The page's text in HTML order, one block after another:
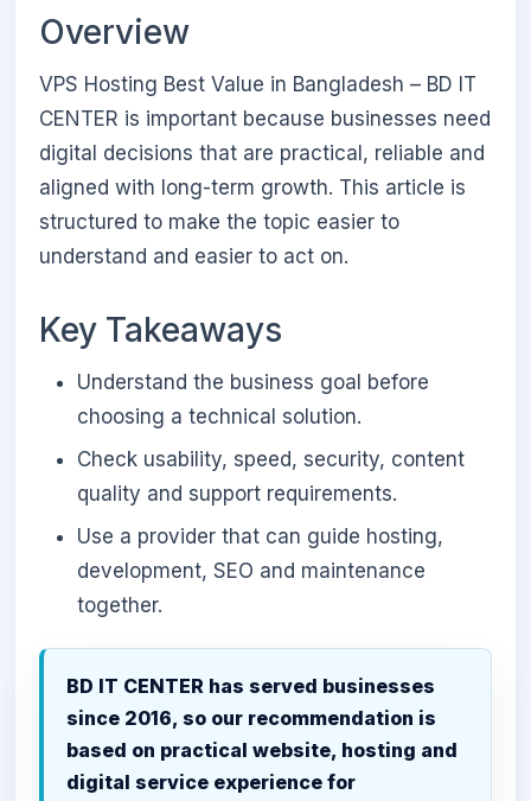
Overview
VPS Hosting Best Value in Bangladesh – BD IT
CENTER is important because businesses need
digital decisions that are practical, reliable and
aligned with long-term growth. This article is
structured to make the topic easier to
understand and easier to act on.
Key Takeaways
Understand the business goal before
choosing a technical solution.
Check usability, speed, security, content
quality and support requirements.
Use a provider that can guide hosting,
development, SEO and maintenance
together.
BD IT CENTER has served businesses
since 2016, so our recommendation is
based on practical website, hosting and
digital service experience for